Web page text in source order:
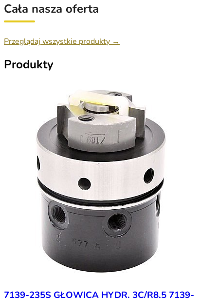
Cała nasza oferta
Przeglądaj wszystkie produkty →
Produkty
7139-235S GŁOWICA HYDR. 3C/R8,5 7139-